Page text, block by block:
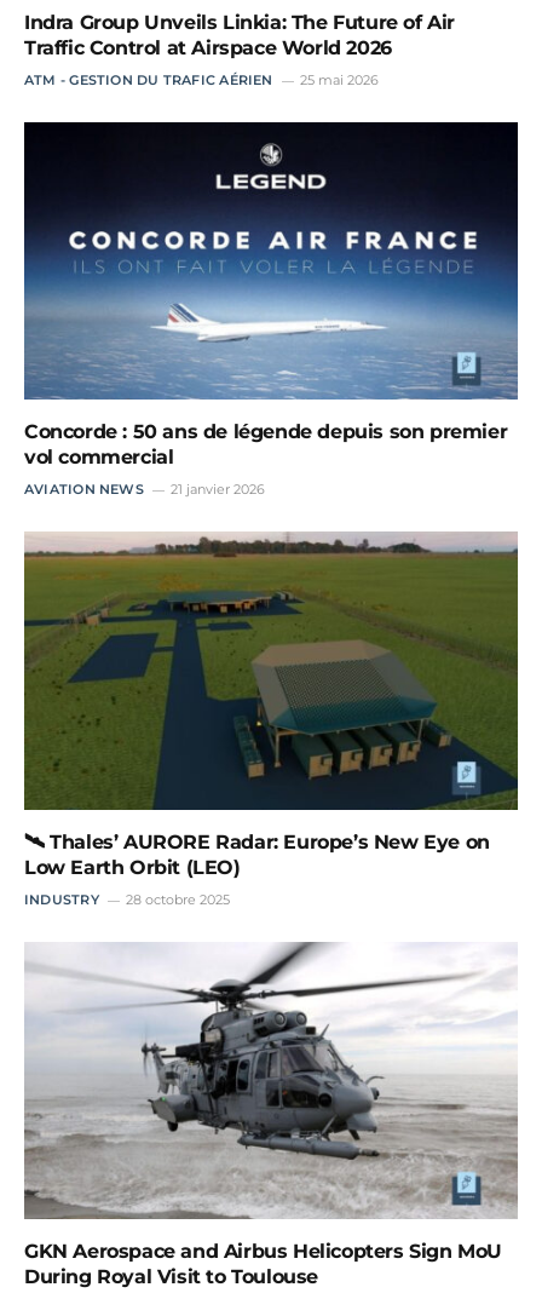
Indra Group Unveils Linkia: The Future of Air
Traffic Control at Airspace World 2026
ATM - GESTION DU TRAFIC AÉRIEN 25 mai 2026
Concorde : 50 ans de légende depuis son premier
vol commercial
AVIATION NEWS 21 janvier 2026
🛰️ Thales’ AURORE Radar: Europe’s New Eye on
Low Earth Orbit (LEO)
INDUSTRY 28 octobre 2025
GKN Aerospace and Airbus Helicopters Sign MoU
During Royal Visit to Toulouse